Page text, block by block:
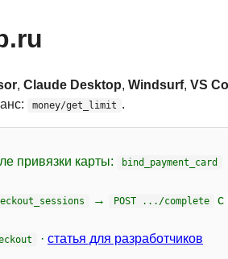
, Claude Desktop, Windsurf, VS
money/get_limit .
привязки карты: bind_payment_card
→ POST .../complete с
· статья для разработчиков